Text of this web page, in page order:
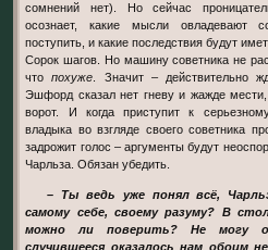
сомнений нет). Но сейчас
осознает, какие мысли овладевают
поступить, и какие последствия будут
Сорок шагов. Но машину советника не
чтопохуже . Значит – действительно
Эшфорд сказал нет гневу и жажде
ворот. И когда приступит к
владыка во взгляде своего советника
задрожит голос – аргументы будут
Чарльза. Обязан убедить.
– Ты ведь уже понял всё, Чарльз. И наверное, не веришь
самому себе, своему разуму? В
можно ли поверить? Не могу
случившееся оказалось нам обоим